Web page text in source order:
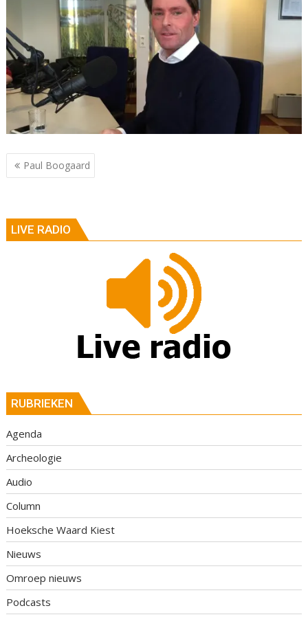
Berichtnavigatie
Paul Boogaard
LIVE RADIO
RUBRIEKEN
Agenda
Archeologie
Audio
Column
Hoeksche Waard Kiest
Nieuws
Omroep nieuws
Podcasts